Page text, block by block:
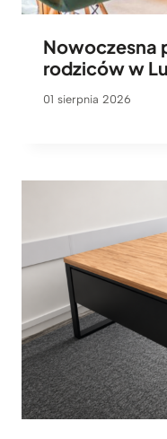
Nowoczesna
rodziców w
01 sierpnia 2026